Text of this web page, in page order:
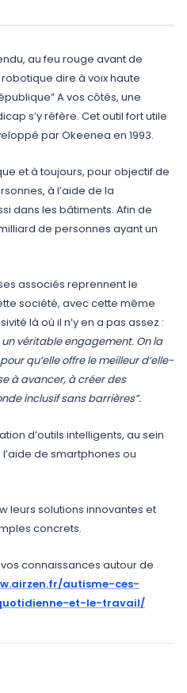
au feu rouge avant de
dire à voix haute
A vos côtés, une
s’y réfère. Cet outil fort utile
par Okeenea en 1993.
et à toujours, pour objectif de
à l’aide de la
dans les bâtiments. Afin de
de personnes ayant un
associés reprennent le
société, avec cette même
là où il n’y en a pas assez :
un véritable engagement. On la
qu’elle offre le meilleur d’elle-
à avancer, à créer des
inclusif sans barrières”.
d’outils intelligents, au sein
de smartphones ou
leurs solutions innovantes et
concrets.
connaissances autour de
autisme-ces-
et-le-travail/